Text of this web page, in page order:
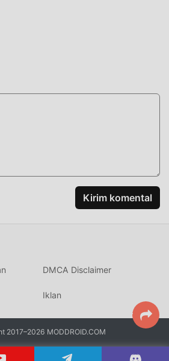
unik, dan grafik, peta, dan
tinggi membuat MapleStory
mengadopsi mesin virtual yang
peningkatan yang berani.
lebih maju, pengalaman layar game
mengharuskan pengguna
keterampilan mereka dalam
fitur dan kesenangan dari
saat yang sama, proses akumulasi
merasa lelah, tetapi sekarang ,
ulang situasi ini. Di sini,
sebagian besar energi
Kirim komental
DMCA Disclaimer
Iklan
2017–2026 MODDROID.COM